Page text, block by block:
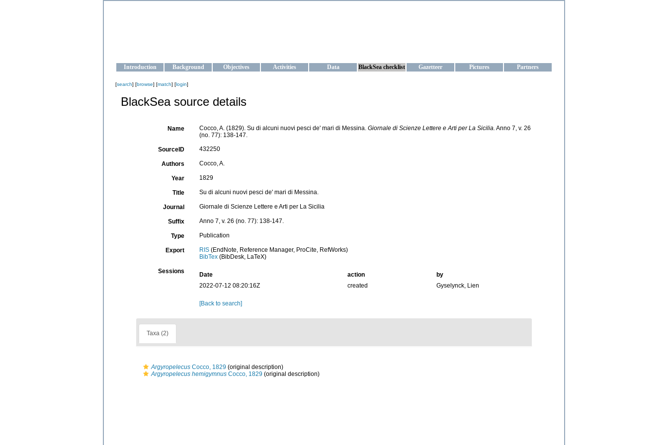
Introduction Background Objectives Activities Data BlackSea checklist Gazetteer Pictures Partners
[search] [browse] [match] [login]
BlackSea source details
Name Cocco, A. (1829). Su di alcuni nuovi pesci de' mari di Messina. Giornale di Scienze Lettere e Arti per La Sicilia. Anno 7, v. 26
(no. 77): 138-147.
SourceID 432250
Authors Cocco, A.
Year 1829
Title Su di alcuni nuovi pesci de' mari di Messina.
Journal Giornale di Scienze Lettere e Arti per La Sicilia
Suffix Anno 7, v. 26 (no. 77): 138-147.
Type Publication
Export RIS(EndNote, Reference Manager, ProCite, RefWorks)
BibTex(BibDesk, LaTeX)
Sessions Date action
by
2022-07-12 08:20:16Z
created Gyselynck, Lien
[Back to search]
Taxa (2)
Argyropelecus Cocco, 1829 (original description)
Argyropelecus hemigymnus Cocco, 1829 (original description)